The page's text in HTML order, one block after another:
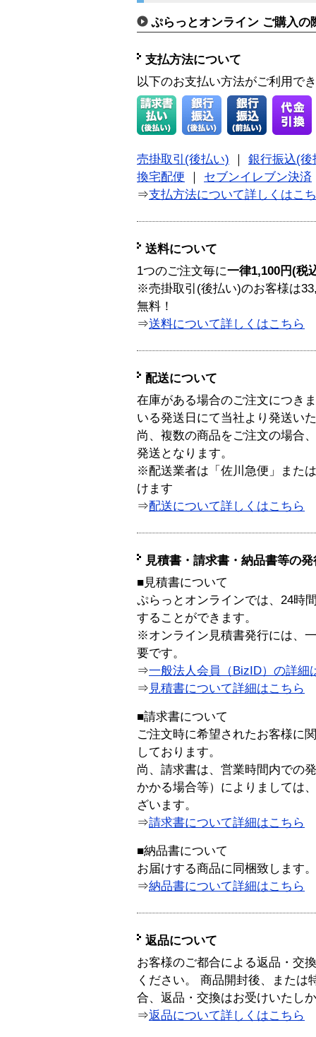
ぷらっとオンライン ご購入の
支払方法について
以下のお支払い方法がご利用で
売掛取引(後払い)
銀行振込(後
換宅配便
セブンイレブン決済
⇒支払方法について詳しくはこ
送料について
1つのご注文毎に一律1,100円(税
※売掛取引(後払い)のお客様は
無料！
⇒送料について詳しくはこちら
配送について
在庫がある場合のご注文につき
いる発送日にて当社より発送い
尚、複数の商品をご注文の場合
発送となります。
※配送業者は「佐川急便」また
けます
⇒配送について詳しくはこちら
見積書・請求書・納品書等の
■見積書について
ぷらっとオンラインでは、24時
することができます。
※オンライン見積書発行には、
要です。
⇒一般法人会員（BizID）の詳細
⇒ 見積書について詳細はこちら
■請求書について
ご注文時に希望されたお客様に
しております。
尚、請求書は、営業時間内での
かかる場合等）によりましては
ざいます。
⇒請求書について詳細はこちら
■納品書について
お届けする商品に同梱致します。
⇒納品書について詳細はこちら
返品について
お客様のご都合による返品・交
ください。 商品開封後、または
合、返品・交換はお受けいたし
⇒返品について詳しくはこちら